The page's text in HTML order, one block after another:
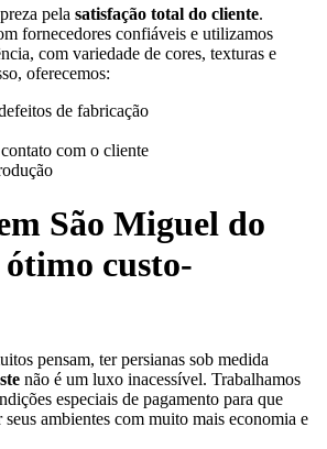
preza pela satisfação total do cliente.
fornecedores confiáveis e utilizamos
com variedade de cores, texturas e
oferecemos:
de fabricação
com o cliente
São Miguel do
ótimo custo-
pensam, ter persianas sob medida
não é um luxo inacessível. Trabalhamos
especiais de pagamento para que
ambientes com muito mais economia e